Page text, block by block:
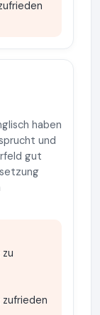
haben
und
gut